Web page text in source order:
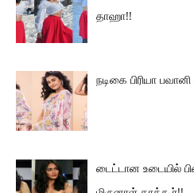
தாஹா!!
நடிகை பிரியா
டைட்டான உடையில்